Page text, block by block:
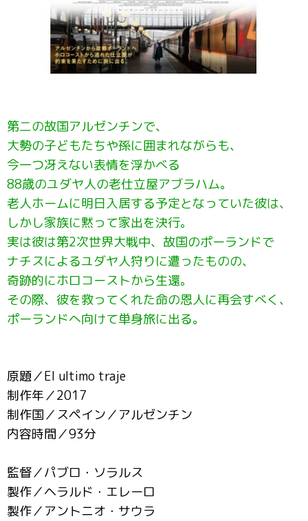
第二の故国アルゼンチンで、
大勢の子どもたちや孫に囲まれながらも、
今一つ冴えない表情を浮かべる
88歳のユダヤ人の老仕立屋アブラハム。
老人ホームに明日入居する予定となっていた彼は、
しかし家族に黙って家出を決行。
実は彼は第2次世界大戦中、故国のポーランドで
ナチスによるユダヤ人狩りに遭ったものの、
奇跡的にホロコーストから生還。
その際、彼を救ってくれた命の恩人に再会すべく、
ポーランドへ向けて単身旅に出る。
原題／El ultimo traje
制作年／2017
制作国／スペイン／アルゼンチン
内容時間／93分
監督／パブロ・ソラルス
製作／ヘラルド・エレーロ
製作／アントニオ・サウラ